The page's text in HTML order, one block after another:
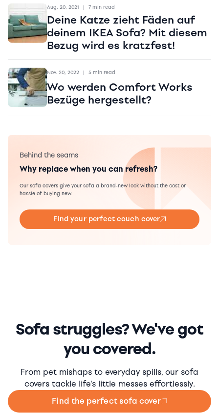
Aug. 20, 2021 | 7 min read
Deine Katze zieht Fäden auf
deinem IKEA Sofa? Mit diesem
Bezug wird es kratzfest!
Nov. 20, 2022 | 5 min read
Wo werden Comfort Works
Bezüge hergestellt?
Behind the seams
Why replace when you can refresh?
Our sofa covers give your sofa a brand-new look without the cost or
hassle of buying new.
Find your perfect couch cover
Sofa struggles? We've got
you covered.
From pet mishaps to everyday spills, our sofa
covers tackle life's little messes effortlessly.
Find the perfect sofa cover